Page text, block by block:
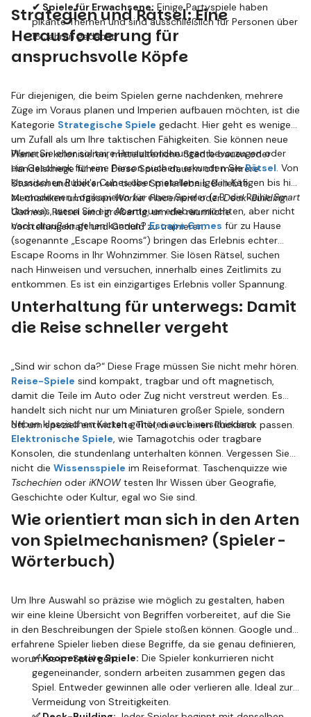
✔ Spiele für Erwachsene: Einige Partyspiele haben
pikante Themen und sind ausschließlich für Personen über
18 Jahren gedacht.
Strategien und Rätsel: Eine
Herausforderung für
anspruchsvolle Köpfe
Für diejenigen, die beim Spielen gerne nachdenken, mehrere
Züge im Voraus planen und Imperien aufbauen möchten, ist die
Kategorie Strategische Spiele gedacht. Hier geht es weniger
um Zufall als um Ihre taktischen Fähigkeiten. Sie können neue
Planeten kolonisieren, mittelalterliche Städte bauen oder
Handelskriege führen. Diese Spiele dauern oft mehrere
Stunden und bieten ein tiefes Spielerlebnis. Beliebte
Mechaniken umfassenWorker PlacementoderDeck-Building.
Wenn Sie eher solitaire Herausforderungen bevorzugen oder
ein Geschenk für eine Person suchen, erkunden SieRätsel. Von
klassischen Rubik's Cubes über metallene Igel in Käfigen bis hin
zu modernen Logikspielen für einen Spieler (z.B. die ReiheSmart
Games). Rätsel sind großartig, um die räumliche
Vorstellungskraft und Geduld zu trainieren.
Und was, wenn Sie ein Abenteuer erleben möchten, aber nicht
nach draußen gehen können?Escape Games für zu Hause
(sogenannte „Escape Rooms“) bringen das Erlebnis echter
Escape Rooms in Ihr Wohnzimmer. Sie lösen Rätsel, suchen
nach Hinweisen und versuchen, innerhalb eines Zeitlimits zu
entkommen. Es ist ein einzigartiges Erlebnis voller Spannung.
Unterhaltung für unterwegs: Damit
die Reise schneller vergeht
„Sind wir schon da?“ Diese Frage müssen Sie nicht mehr hören.
Reise-Spiele sind kompakt, tragbar und oft magnetisch,
damit die Teile im Auto oder Zug nicht verstreut werden. Es
handelt sich nicht nur um Miniaturen großer Spiele, sondern
oft um speziell entwickelte Titel, die in einen Rucksack passen.
Neben klassischen Karten gehören auch verschiedene
Elektronische Spiele, wie Tamagotchis oder tragbare
Konsolen, die stundenlang unterhalten können. Vergessen Sie
nicht die Wissensspiele im Reiseformat. Taschenquizze wie
Tschechien oder iKNOWtesten Ihr Wissen über Geografie,
Geschichte oder Kultur, egal wo Sie sind.
Wie orientiert man sich in den Arten
von Spielmechanismen? (Spieler-
Wörterbuch)
Um Ihre Auswahl so präzise wie möglich zu gestalten, haben
wir eine kleine Übersicht von Begriffen vorbereitet, auf die Sie
in den Beschreibungen der Spiele stoßen können. Google und
erfahrene Spieler lieben diese Begriffe, da sie genau definieren,
worum es im Spiel geht.
✅ Kooperative Spiele: Die Spieler konkurrieren nicht
gegeneinander, sondern arbeiten zusammen gegen das
Spiel. Entweder gewinnen alle oder verlieren alle. Ideal zur
Vermeidung von Streitigkeiten.